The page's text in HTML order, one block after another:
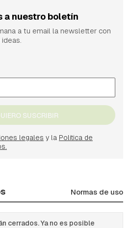
a nuestro boletín
a tu email la newsletter con
SUSCRIBIR
legales y la Política de
Normas de uso
cerrados. Ya no es posible